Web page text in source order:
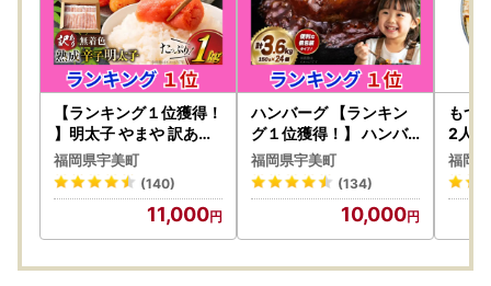
なります。
・事前に出荷日のご案内は行っておりません。また、ご要望
をいただいても対応いたしかねます。
・返礼品をお届けする際の配送伝票について、ご依頼主には
ご寄附者様のお名前が入ります。変更はいたしかねますので
ご了承ください。
・お受取人様の郵便受けにお届けする返礼品（メール便）に
つきましては、依頼主様のお名前は配送伝票に印字されませ
ん。なお、ふるさと納税の記載が入りますのでご了承くださ
ざいます。
【ランキング１位獲得！
】明太子 やまや 訳あり
熟成 無着色 切れ子 1kg
明太子
福岡県宇美町
(140)
11,000
ハンバーグ 【ランキン
グ１位獲得！】 ハンバ
ーグ デミソース 24個
福岡県宇美町
(134)
10,000
もつ
2人
福岡